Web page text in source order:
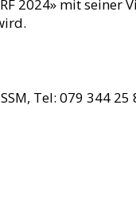
2024» mit seiner
Tel: 079 344 25